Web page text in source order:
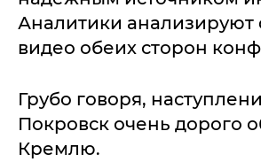
Аналитики анализируют
видео обеих сторон
Грубо говоря,
Покровск очень дорого
Кремлю.